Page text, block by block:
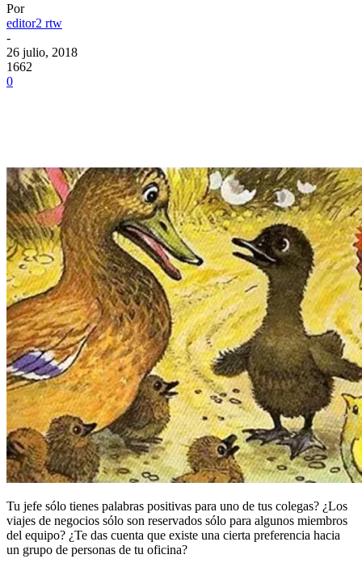
Por
editor2 rtw
-
26 julio, 2018
1662
0
Tu jefe sólo tienes palabras positivas para uno de tus colegas? ¿Los
viajes de negocios sólo son reservados sólo para algunos miembros
del equipo? ¿Te das cuenta que existe una cierta preferencia hacia
un grupo de personas de tu oficina?